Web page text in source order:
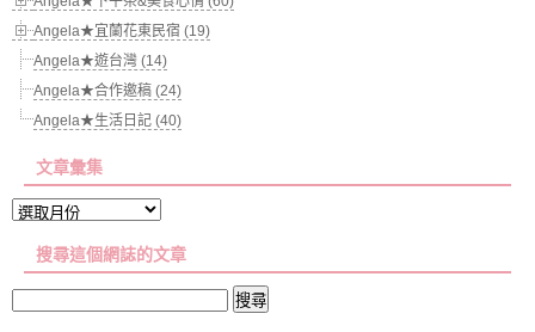
Angela★宜蘭花東民宿 (19)
Angela★遊台灣 (14)
Angela★合作邀稿 (24)
Angela★生活日記 (40)
文章彙集
文
彙
搜尋這個網誌的文章